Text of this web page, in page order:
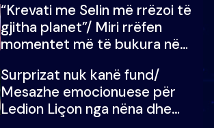
“Krevati me Selin më rrëzoi të
gjitha planet”/ Miri rrëfen
momentet më të bukura në
mungojë zilja e mëngjesit kur…
Surprizat nuk kanë fund/
Mesazhe emocionuese për
Ledion Liçon nga nëna dhe